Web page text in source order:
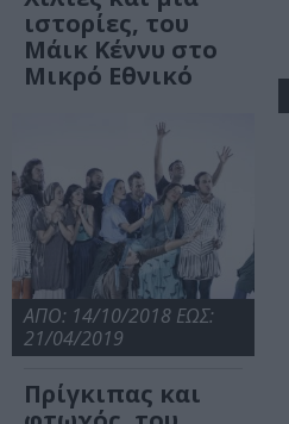
ιστορίες, του
Μάικ Κέννυ στο
Μικρό Εθνικό
ΑΠΟ: 14/10/2018 ΕΩΣ:
21/04/2019
Πρίγκιπας και